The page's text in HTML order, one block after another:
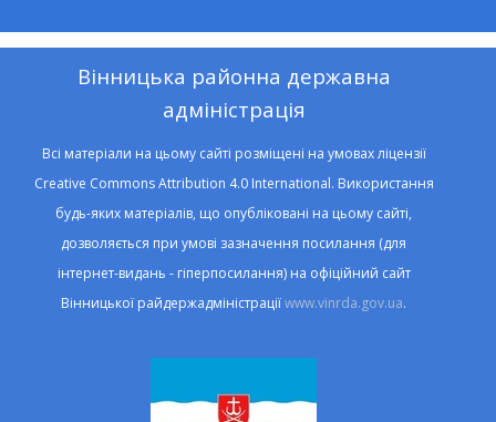
Вінницька районна державна
адміністрація
Всі матеріали на цьому сайті розміщені на умовах ліцензії
Creative Commons Attribution 4.0 International. Використання
будь-яких матеріалів, що опубліковані на цьому сайті,
дозволяється при умові зазначення посилання (для
інтернет-видань - гіперпосилання) на офіційний сайт
Вінницької райдержадміністраціїwww.vinrda.gov.ua.